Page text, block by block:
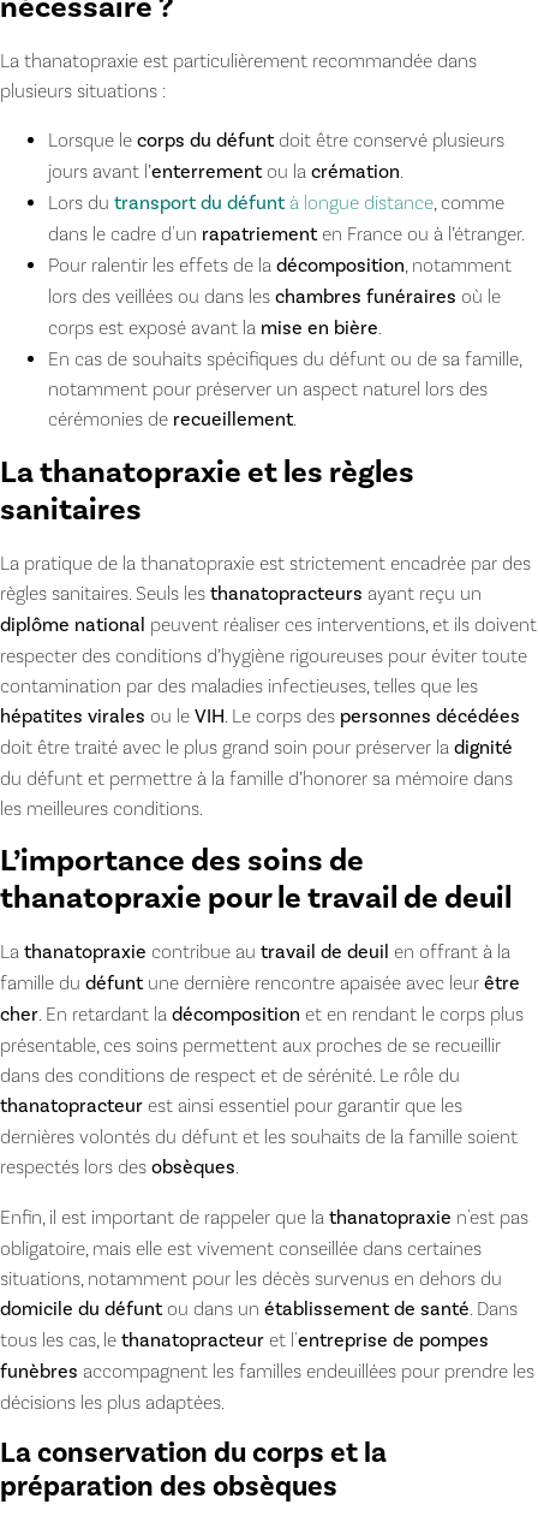
La thanatopraxie est particulièrement recommandée dans
plusieurs situations :
Lorsque le corps du défuntdoit être conservé plusieurs
jours avant l’enterrementou la crémation.
Lors du transport du défuntà longue distance, comme
dans le cadre d'un rapatriementen France ou à l’étranger.
Pour ralentir les effets de la décomposition, notamment
lors des veillées ou dans les chambres funéraires où le
corps est exposé avant la mise en bière.
En cas de souhaits spécifiques du défunt ou de sa famille,
notamment pour préserver un aspect naturel lors des
cérémonies de recueillement.
La thanatopraxie et les règles
sanitaires
La pratique de la thanatopraxie est strictement encadrée par des
règles sanitaires. Seuls les thanatopracteurs ayant reçu un
diplôme national peuvent réaliser ces interventions, et ils doivent
respecter des conditions d’hygiène rigoureuses pour éviter toute
contamination par des maladies infectieuses, telles que les
hépatites virales ou le VIH. Le corps des personnes décédées
doit être traité avec le plus grand soin pour préserver la dignité
du défunt et permettre à la famille d’honorer sa mémoire dans
les meilleures conditions.
L’importance des soins de
thanatopraxie pour le travail de deuil
La thanatopraxie contribue au travail de deuil en offrant à la
famille du défuntune dernière rencontre apaisée avec leur être
cher. En retardant la décomposition et en rendant le corps plus
présentable, ces soins permettent aux proches de se recueillir
dans des conditions de respect et de sérénité. Le rôle du
thanatopracteur est ainsi essentiel pour garantir que les
dernières volontés du défunt et les souhaits de la famille soient
respectés lors des obsèques.
Enfin, il est important de rappeler que la thanatopraxie n'est pas
obligatoire, mais elle est vivement conseillée dans certaines
situations, notamment pour les décès survenus en dehors du
domicile du défuntou dans un établissement de santé. Dans
tous les cas, le thanatopracteur et l'entreprise de pompes
funèbres accompagnent les familles endeuillées pour prendre les
décisions les plus adaptées.
La conservation du corps et la
préparation des obsèques